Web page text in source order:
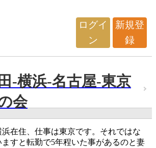
ログイ
ン
新規登
録
-横浜-名古屋-東京
会
在住、仕事は東京です。それではな
すと転勤で5年程いた事があるのと妻